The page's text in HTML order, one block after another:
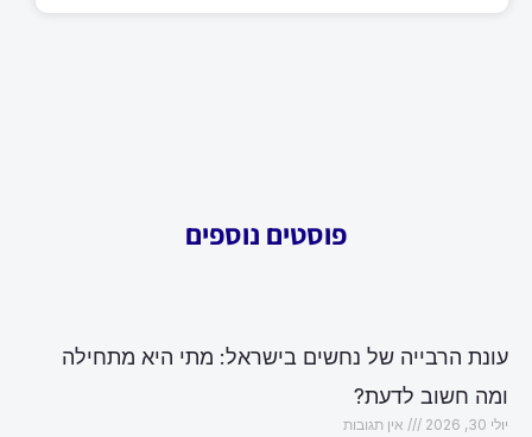
פוסטים נוספים
עונת הרבייה של נחשים בישראל: מתי היא מתחילה
ומה חשוב לדעת?
יולי 30, 2026 אין תגובות